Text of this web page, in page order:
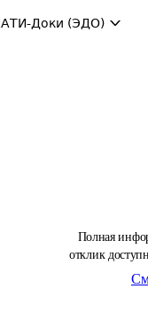
АТИ-Доки (ЭДО)
Полная
отклик